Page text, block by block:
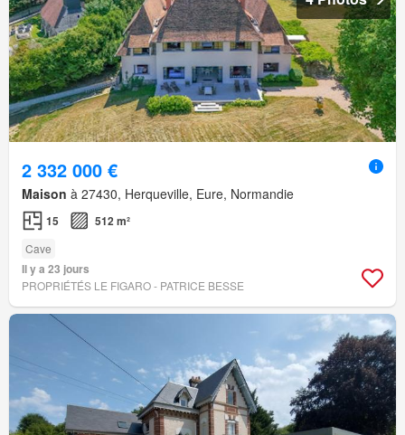
2 332 000 €
Maison à 27430, Herqueville, Eure, Normandie
15 512 m²
Cave
Il y a 23 jours
PROPRIÉTÉS LE FIGARO - PATRICE BESSE